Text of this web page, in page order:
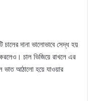
দানা ভালোভাবে সেদ্ধ হয়
চাল ভিজিয়ে রাখলে এর
ভাত আঠালো হয়ে যাওয়ার